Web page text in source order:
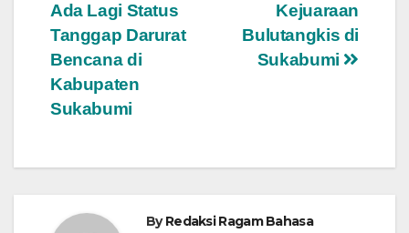
Kejuaraan
Bulutangkis di
Sukabumi
Ada Lagi Status
Tanggap Darurat
Bencana di
Kabupaten
Sukabumi
ByRedaksi Ragam Bahasa